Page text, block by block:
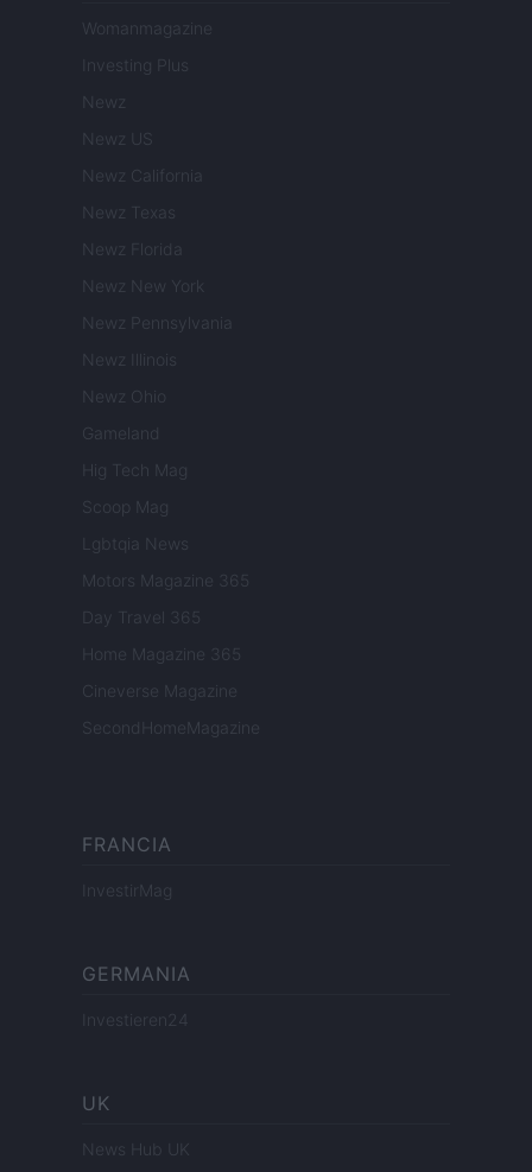
Womanmagazine
Investing Plus
Newz
Newz US
Newz California
Newz Texas
Newz Florida
Newz New York
Newz Pennsylvania
Newz Illinois
Newz Ohio
Gameland
Hig Tech Mag
Scoop Mag
Lgbtqia News
Motors Magazine 365
Day Travel 365
Home Magazine 365
Cineverse Magazine
SecondHomeMagazine
FRANCIA
InvestirMag
GERMANIA
Investieren24
UK
News Hub UK